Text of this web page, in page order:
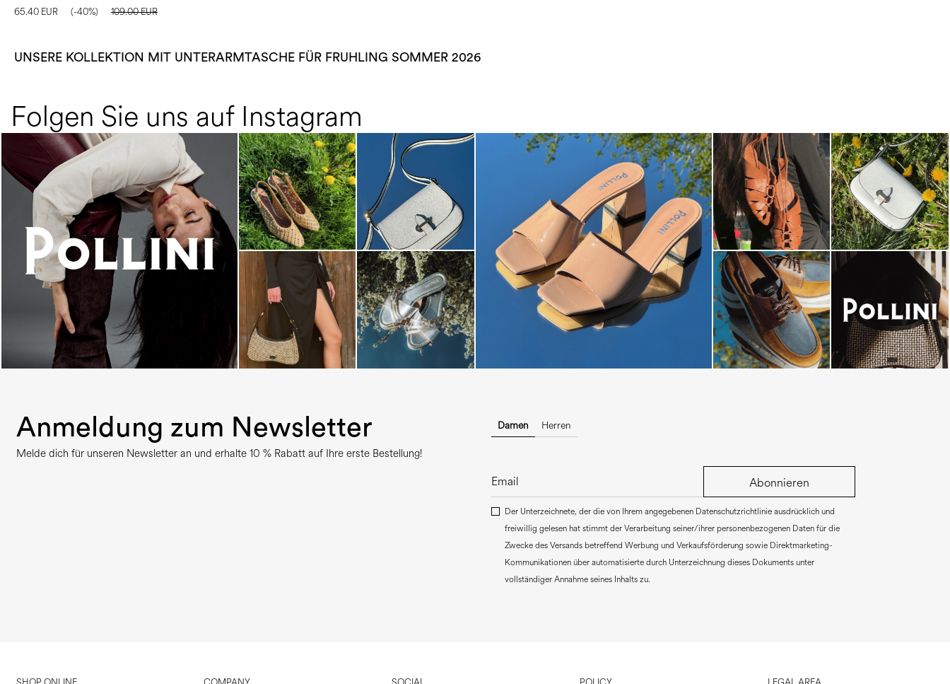
65.40 EUR (-40%) 109.00 EUR
UNSERE KOLLEKTION MIT UNTERARMTASCHE FÜR FRUHLING SOMMER 2026
Folgen Sie uns auf Instagram
An ode to the house’s vibrant Italian roots, the
new...
The most-wanted mules and sandals are now on
sale. ...
Anmeldung zum Newsletter
Melde dich für unseren Newsletter an und erhalte 10 % Rabatt auf Ihre erste Bestellung!
Damen Herren
Abonnieren
Der Unterzeichnete, der die von Ihrem angegebenen Datenschutzrichtlinie ausdrücklich und
freiwillig gelesen hat stimmt der Verarbeitung seiner/ihrer personenbezogenen Daten für die
Zwecke des Versands betreffend Werbung und Verkaufsförderung sowie Direktmarketing-
Kommunikationen über automatisierte durch Unterzeichnung dieses Dokuments unter
vollständiger Annahme seines Inhalts zu.